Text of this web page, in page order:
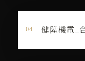
健陞機電_